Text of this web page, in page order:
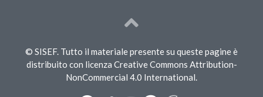
© SISEF. Tutto il materiale presente su queste pagine è
distribuito con licenza Creative Commons Attribution-
NonCommercial 4.0 International.